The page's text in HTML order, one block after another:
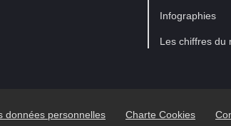
Infographies
Les chiffres du
données personnelles Charte Cookies